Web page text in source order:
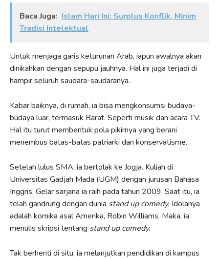
Baca Juga: Islam Hari Ini: Surplus Konflik, Minim
Tradisi Intelektual
Untuk menjaga garis keturunan Arab, iapun awalnya akan
dinikahkan dengan sepupu jauhnya. Hal ini juga terjadi di
hampir seluruh saudara-saudaranya.
Kabar baiknya, di rumah, ia bisa mengkonsumsi budaya-
budaya luar, termasuk Barat. Seperti musik dan acara TV.
Hal itu turut membentuk pola pikirnya yang berani
menembus batas-batas patriarki dan konservatisme.
Setelah lulus SMA, ia bertolak ke Jogja. Kuliah di
Universitas Gadjah Mada (UGM) dengan jurusan Bahasa
Inggris. Gelar sarjana ia raih pada tahun 2009. Saat itu, ia
telah gandrung dengan dunia stand up comedy. Idolanya
adalah komika asal Amerika, Robin Williams. Maka, ia
menulis skripsi tentang stand up comedy.
Tak berhenti di situ, ia melanjutkan pendidikan di kampus